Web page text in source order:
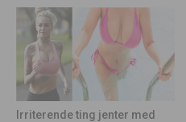
Irriterende ting jenter med